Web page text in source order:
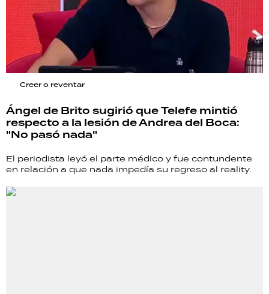
Creer o reventar
Ángel de Brito sugirió que Telefe mintió
respecto a la lesión de Andrea del Boca:
"No pasó nada"
El periodista leyó el parte médico y fue contundente
en relación a que nada impedía su regreso al reality.